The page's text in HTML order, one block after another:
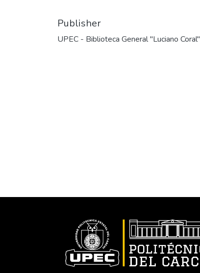
Publisher
UPEC - Biblioteca General "Luciano Coral"